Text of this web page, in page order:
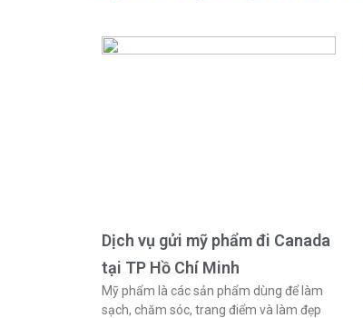
Dịch vụ gửi mỹ phẩm đi Canada
tại TP Hồ Chí Minh
Mỹ phẩm là các sản phẩm dùng để làm
sạch, chăm sóc, trang điểm và làm đẹp